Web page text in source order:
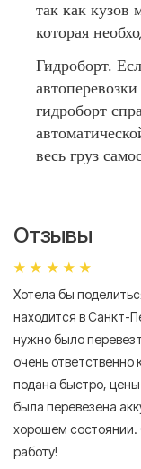
так как кузов
которая
Гидроборт.
гидроборт
весь груз
Отзывы
Хотела бы
находится в Санкт-
нужно было
очень
подана быстро,
была перевезена
хорошем
работу!